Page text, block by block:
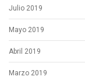
Julio 2019
Mayo 2019
Abril 2019
Marzo 2019